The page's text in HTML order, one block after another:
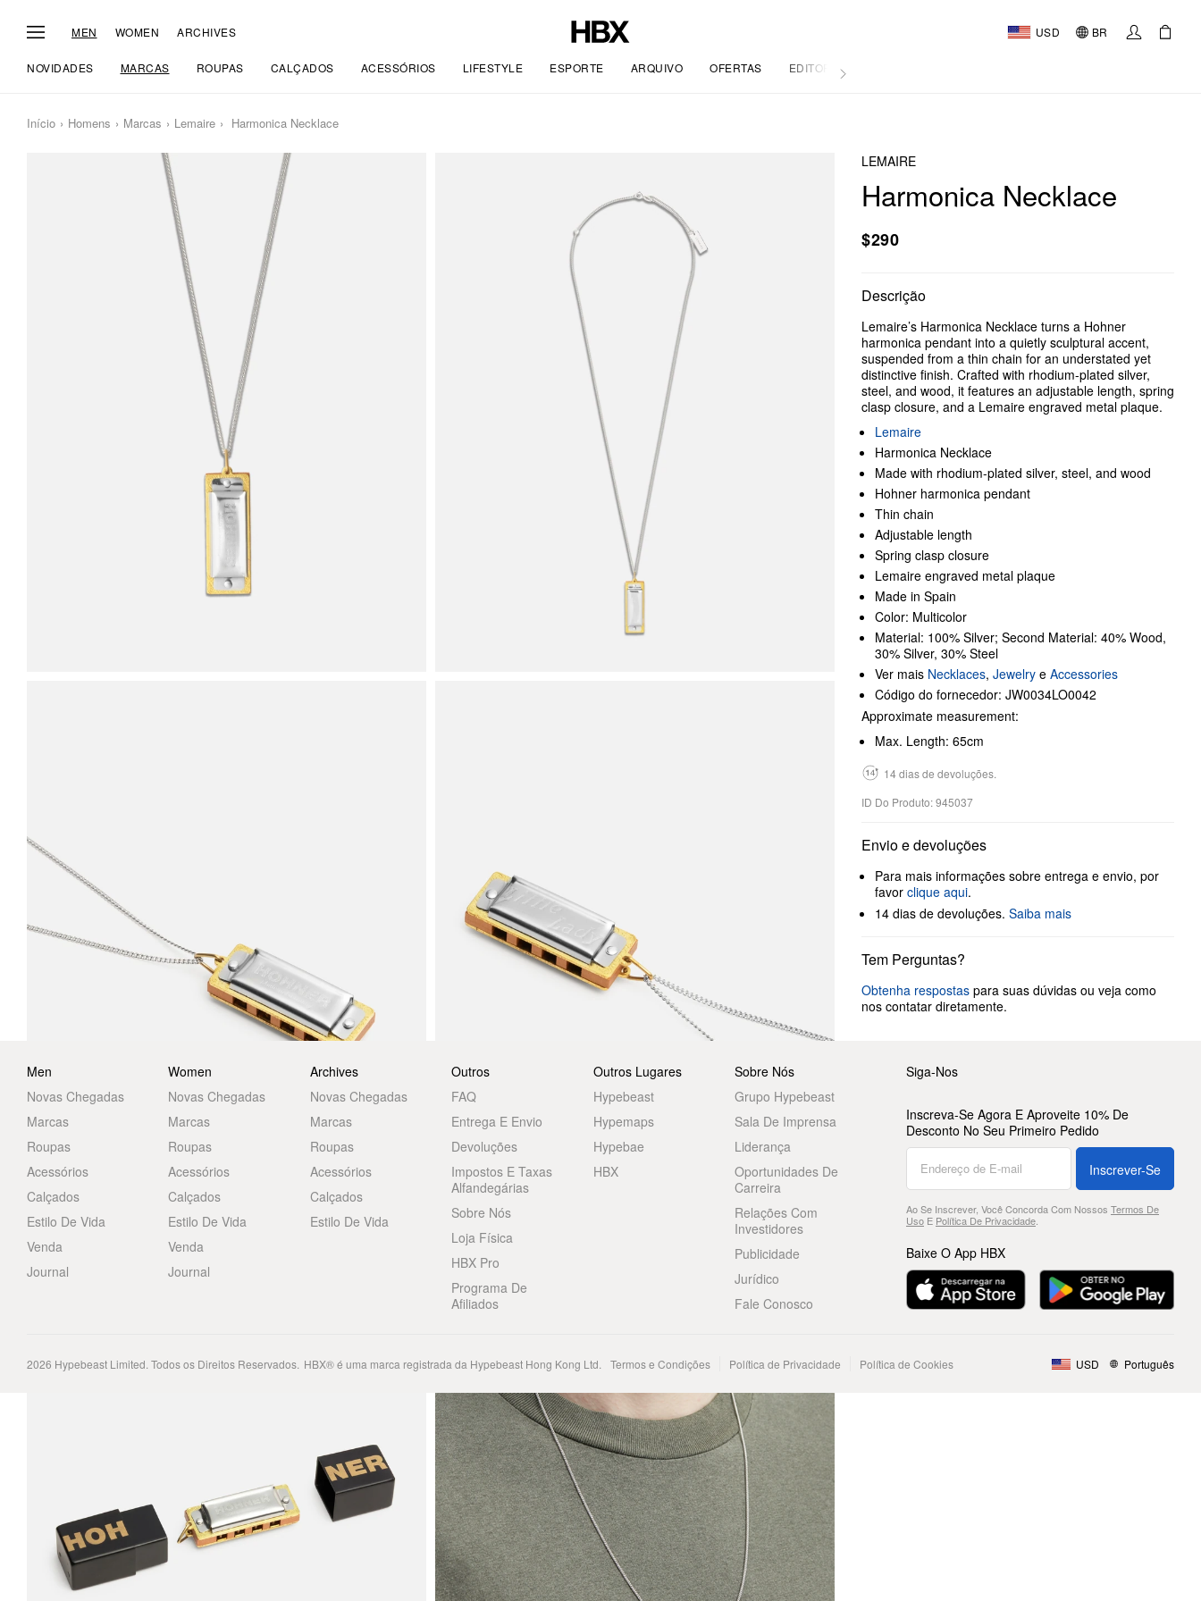
MEN WOMEN ARCHIVES USD BR
NOVIDADES MARCAS ROUPAS CALÇADOS ACESSÓRIOS LIFESTYLE ESPORTE ARQUIVO OFERTAS EDITORIAL
Início Homens Marcas Lemaire Harmonica Necklace
LEMAIRE
Harmonica Necklace
$290
Descrição
Lemaire’s Harmonica Necklace turns a Hohner
harmonica pendant into a quietly sculptural accent,
suspended from a thin chain for an understated yet
distinctive finish. Crafted with rhodium-plated silver,
steel, and wood, it features an adjustable length, spring
clasp closure, and a Lemaire engraved metal plaque.
Lemaire
Harmonica Necklace
Made with rhodium-plated silver, steel, and wood
Hohner harmonica pendant
Thin chain
Adjustable length
Spring clasp closure
Lemaire engraved metal plaque
Made in Spain
Color: Multicolor
Material: 100% Silver; Second Material: 40% Wood,
30% Silver, 30% Steel
Ver mais Necklaces, Jewelry e Accessories
Código do fornecedor: JW0034LO0042
Approximate measurement:
Max. Length: 65cm
14 dias de devoluções.
ID Do Produto: 945037
Envio e devoluções
Para mais informações sobre entrega e envio, por
favor clique aqui.
14 dias de devoluções. Saiba mais
Tem Perguntas?
Obtenha respostas para suas dúvidas ou veja como
nos contatar diretamente.
Men
Novas Chegadas
Marcas
Roupas
Acessórios
Calçados
Estilo De Vida
Venda
Journal
Women
Novas Chegadas
Marcas
Roupas
Acessórios
Calçados
Estilo De Vida
Venda
Journal
Archives
Novas Chegadas
Marcas
Roupas
Acessórios
Calçados
Estilo De Vida
Outros
FAQ
Entrega E Envio
Devoluções
Impostos E Taxas
Alfandegárias
Sobre Nós
Loja Física
HBX Pro
Programa De
Afiliados
Outros Lugares
Hypebeast
Hypemaps
Hypebae
HBX
Sobre Nós
Grupo Hypebeast
Sala De Imprensa
Liderança
Oportunidades De
Carreira
Relações Com
Investidores
Publicidade
Jurídico
Fale Conosco
Siga-Nos
Inscreva-Se Agora E Aproveite 10% De
Desconto No Seu Primeiro Pedido
Inscrever-Se
Ao Se Inscrever, Você Concorda Com Nossos Termos De
UsoE Política De Privacidade.
Baixe O App HBX
2026 Hypebeast Limited. Todos os Direitos Reservados. HBX® é uma marca registrada da Hypebeast Hong Kong Ltd. Termos e Condições Política de Privacidade Política de Cookies USD Português